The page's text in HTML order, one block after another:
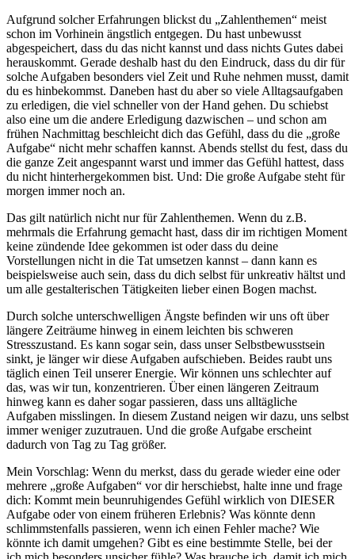
Aufgrund solcher Erfahrungen blickst du „Zahlenthemen“ meist
schon im Vorhinein ängstlich entgegen. Du hast unbewusst
abgespeichert, dass du das nicht kannst und dass nichts Gutes dabei
herauskommt. Gerade deshalb hast du den Eindruck, dass du dir für
solche Aufgaben besonders viel Zeit und Ruhe nehmen musst, damit
du es hinbekommst. Daneben hast du aber so viele Alltagsaufgaben
zu erledigen, die viel schneller von der Hand gehen. Du schiebst
also eine um die andere Erledigung dazwischen – und schon am
frühen Nachmittag beschleicht dich das Gefühl, dass du die „große
Aufgabe“ nicht mehr schaffen kannst. Abends stellst du fest, dass du
die ganze Zeit angespannt warst und immer das Gefühl hattest, dass
du nicht hinterhergekommen bist. Und: Die große Aufgabe steht für
morgen immer noch an.
Das gilt natürlich nicht nur für Zahlenthemen. Wenn du z.B.
mehrmals die Erfahrung gemacht hast, dass dir im richtigen Moment
keine zündende Idee gekommen ist oder dass du deine
Vorstellungen nicht in die Tat umsetzen kannst – dann kann es
beispielsweise auch sein, dass du dich selbst für unkreativ hältst und
um alle gestalterischen Tätigkeiten lieber einen Bogen machst.
Durch solche unterschwelligen Ängste befinden wir uns oft über
längere Zeiträume hinweg in einem leichten bis schweren
Stresszustand. Es kann sogar sein, dass unser Selbstbewusstsein
sinkt, je länger wir diese Aufgaben aufschieben. Beides raubt uns
täglich einen Teil unserer Energie. Wir können uns schlechter auf
das, was wir tun, konzentrieren. Über einen längeren Zeitraum
hinweg kann es daher sogar passieren, dass uns alltägliche
Aufgaben misslingen. In diesem Zustand neigen wir dazu, uns selbst
immer weniger zuzutrauen. Und die große Aufgabe erscheint
dadurch von Tag zu Tag größer.
Mein Vorschlag: Wenn du merkst, dass du gerade wieder eine oder
mehrere „große Aufgaben“ vor dir herschiebst, halte inne und frage
dich: Kommt mein beunruhigendes Gefühl wirklich von DIESER
Aufgabe oder von einem früheren Erlebnis? Was könnte denn
schlimmstenfalls passieren, wenn ich einen Fehler mache? Wie
könnte ich damit umgehen? Gibt es eine bestimmte Stelle, bei der